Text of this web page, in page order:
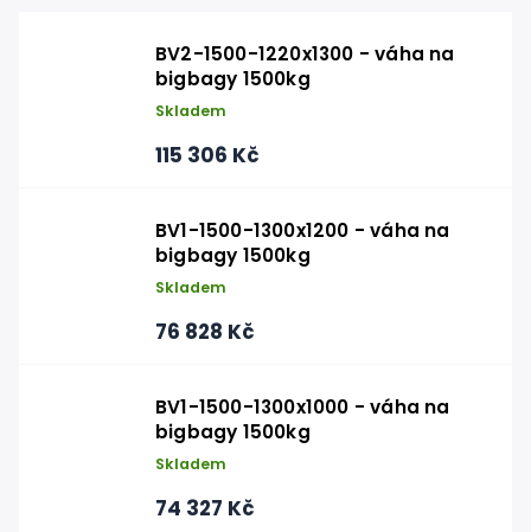
BV2-1500-1220x1300 - váha na
bigbagy 1500kg
Skladem
115 306 Kč
BV1-1500-1300x1200 - váha na
bigbagy 1500kg
Skladem
76 828 Kč
BV1-1500-1300x1000 - váha na
bigbagy 1500kg
Skladem
74 327 Kč